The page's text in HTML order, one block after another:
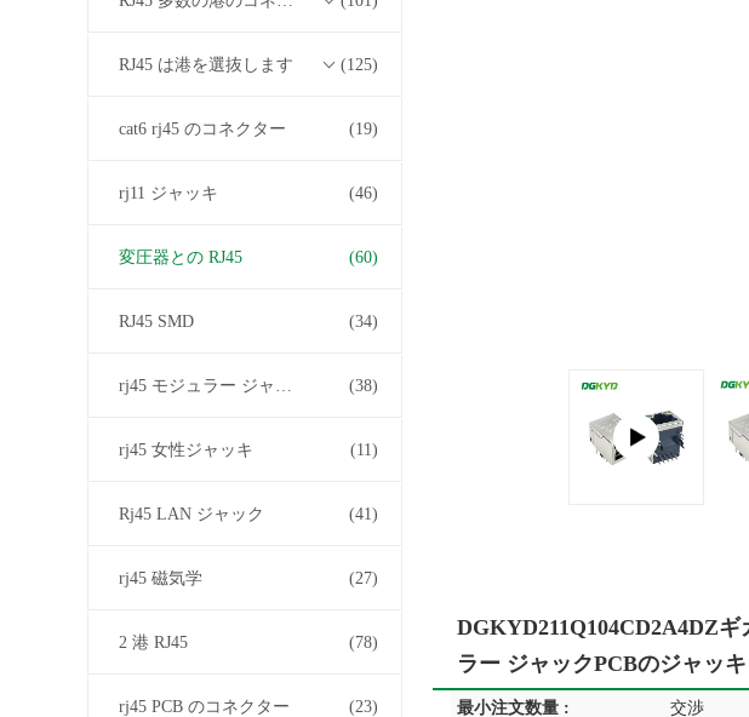
RJ45 は港を選抜します (125)
cat6 rj45 のコネクター (19)
rj11 ジャッキ (46)
変圧器との RJ45 (60)
RJ45 SMD (34)
rj45 モジュラー ジャック (38)
rj45 女性ジャッキ (11)
Rj45 LAN ジャック (41)
rj45 磁気学 (27)
2 港 RJ45 (78)
rj45 PCB のコネクター (23)
DGKYD211Q104CD2A4DZ
ラー ジャックPCBのジャッキ
最小注文数量 : 交渉